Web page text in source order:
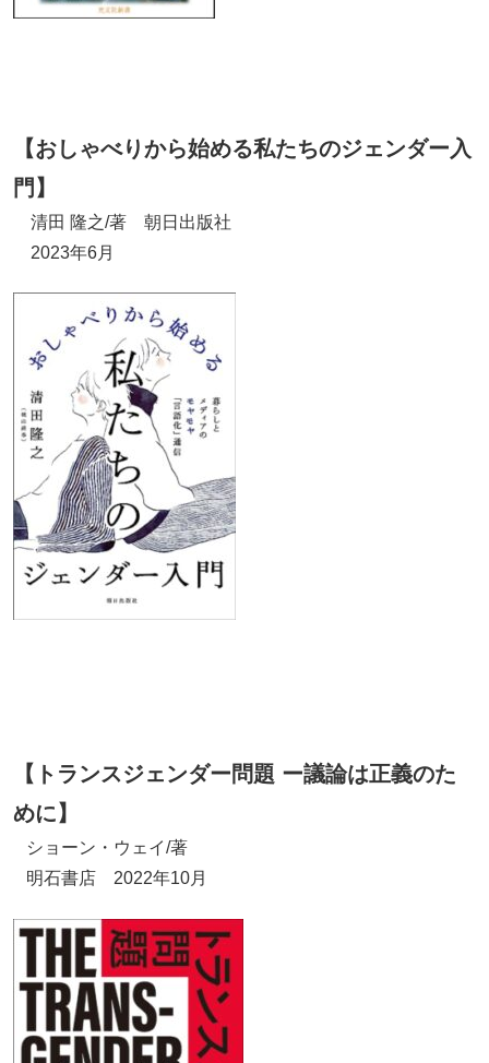
【おしゃべりから始める私たちのジェンダー入
門】
清田 隆之/著 朝日出版社
2023年6月
【トランスジェンダー問題 ー議論は正義のた
めに】
ショーン・ウェイ/著
明石書店 2022年10月